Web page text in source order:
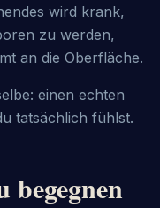
wird krank,
zu werden,
an die Oberfläche.
einen echten
tatsächlich fühlst.
begegnen